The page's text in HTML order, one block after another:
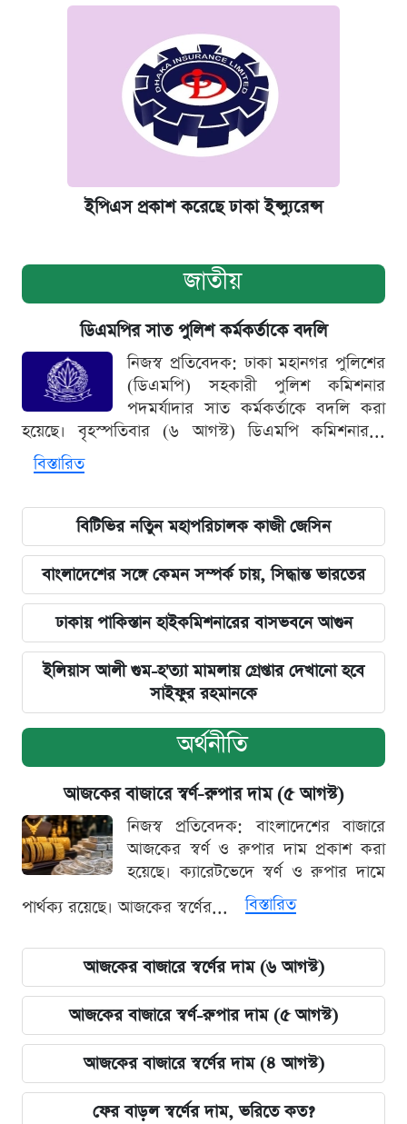
ইপিএস প্রকাশ করেছে ঢাকা ইন্স্যুরেন্স
জাতীয়
ডিএমপির সাত পুলিশ কর্মকর্তাকে বদলি
নিজস্ব প্রতিবেদক: ঢাকা মহানগর পুলিশের
(ডিএমপি) সহকারী পুলিশ কমিশনার
পদমর্যাদার সাত কর্মকর্তাকে বদলি করা
হয়েছে। বৃহস্পতিবার (৬ আগস্ট) ডিএমপি কমিশনার...
বিস্তারিত
বিটিভির নতিুন মহাপরিচালক কাজী জেসিন
বাংলাদেশের সঙ্গে কেমন সম্পর্ক চায়, সিদ্ধান্ত ভারতের
ঢাকায় পাকিস্তান হাইকমিশনারের বাসভবনে আগুন
ইলিয়াস আলী গুম-হ'ত্যা মামলায় গ্রেপ্তার দেখানো হবে
সাইফুর রহমানকে
অর্থনীতি
আজকের বাজারে স্বর্ণ-রুপার দাম (৫ আগস্ট)
নিজস্ব প্রতিবেদক: বাংলাদেশের বাজারে
আজকের স্বর্ণ ও রুপার দাম প্রকাশ করা
হয়েছে। ক্যারেটভেদে স্বর্ণ ও রুপার দামে
পার্থক্য রয়েছে। আজকের স্বর্ণের...
বিস্তারিত
আজকের বাজারে স্বর্ণের দাম (৬ আগস্ট)
আজকের বাজারে স্বর্ণ-রুপার দাম (৫ আগস্ট)
আজকের বাজারে স্বর্ণের দাম (৪ আগস্ট)
ফের বাড়ল স্বর্ণের দাম, ভরিতে কত?